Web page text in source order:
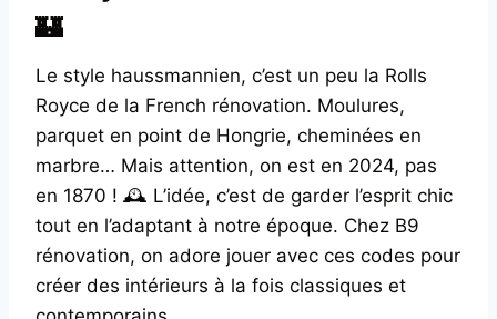
🏰
Le style haussmannien, c’est un peu la Rolls
Royce de la French rénovation. Moulures,
parquet en point de Hongrie, cheminées en
marbre… Mais attention, on est en 2024, pas
en 1870 ! 🕰️ L’idée, c’est de garder l’esprit chic
tout en l’adaptant à notre époque. Chez B9
rénovation, on adore jouer avec ces codes pour
créer des intérieurs à la fois classiques et